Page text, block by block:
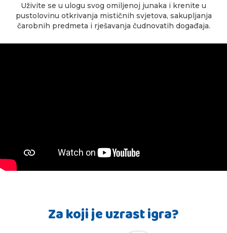
Uživite se u ulogu svog omiljenoj junaka i krenite u
pustolovinu otkrivanja mističnih svjetova, sakupljanja
čarobnih predmeta i rješavanja čudnovatih događaja.
Za koji je uzrast igra?